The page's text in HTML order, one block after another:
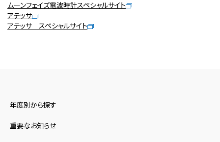
ムーンフェイズ電波時計スペシャルサイト
アテッサ
アテッサ スペシャルサイト
年度別から探す
重要なお知らせ